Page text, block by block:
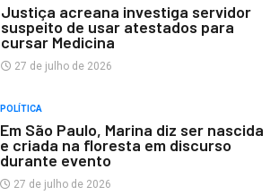
Justiça acreana investiga servidor
suspeito de usar atestados para
cursar Medicina
27 de julho de 2026
POLÍTICA
Em São Paulo, Marina diz ser nascida
e criada na floresta em discurso
durante evento
27 de julho de 2026